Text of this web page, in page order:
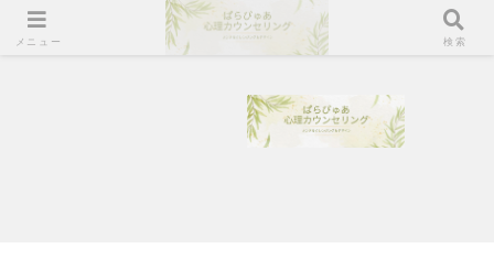
メニュー 検索